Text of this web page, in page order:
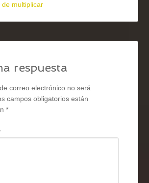
de multiplicar
respuesta
correo electrónico no será
campos obligatorios están
*